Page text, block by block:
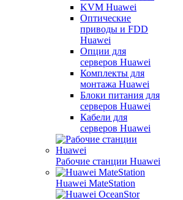
KVM Huawei
Оптические
приводы и FDD
Huawei
Опции для
серверов Huawei
Комплекты для
монтажа Huawei
Блоки питания для
серверов Huawei
Кабели для
серверов Huawei
Рабочие станции Huawei
Huawei MateStation